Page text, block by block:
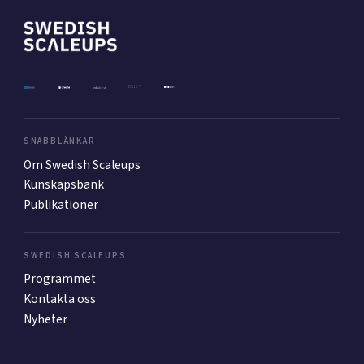
Mer
Ansök till Swedish Scaleups
Så finansieras Swedish Scaleups
SNABBLÄNKAR
Om Swedish Scaleups
Kunskapsbank
Publikationer
SWEDISH SCALEUPS
Programmet
Kontakta oss
Nyheter